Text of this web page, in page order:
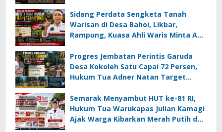
05 MC JOE Sapu Bersih Tiga Gelar
Juara Umum
Sidang Perdata Sengketa Tanah
Warisan di Desa Bahoi, Likbar,
Rampung, Kuasa Ahli Waris Minta APH
Korupsi Dandes
Progres Jembatan Perintis Garuda
Desa Kokoleh Satu Capai 72 Persen,
Hukum Tua Adner Natan Target
Semarak Menyambut HUT ke-81 RI,
Hukum Tua Warukapas Julian Kamagi
Ajak Warga Kibarkan Merah Putih dan